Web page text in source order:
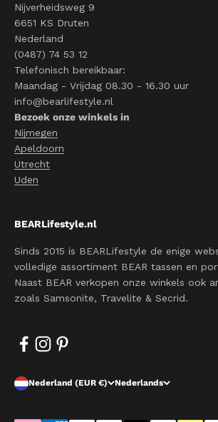
Nijverheidsweg 9
6651 KS Druten
Nederland
(0487) 74 53 12
Telefonisch bereikbaar:
Maandag - Vrijdag 08.30 - 16.30 uur
info@bearlifestyle.nl
Bezoek onze winkels in
Nijmegen
Apeldoorn
Utrecht
Uden
BEARLifestyle.nl
Sinds 2015 is BEARLifestyle de enige
volledige assortiment BEAR tassen en
Naast BEAR verkopen onze winkels ook
zoals Samsonite, Travelite & Secrid.
Nederland (EUR €) Nederlands